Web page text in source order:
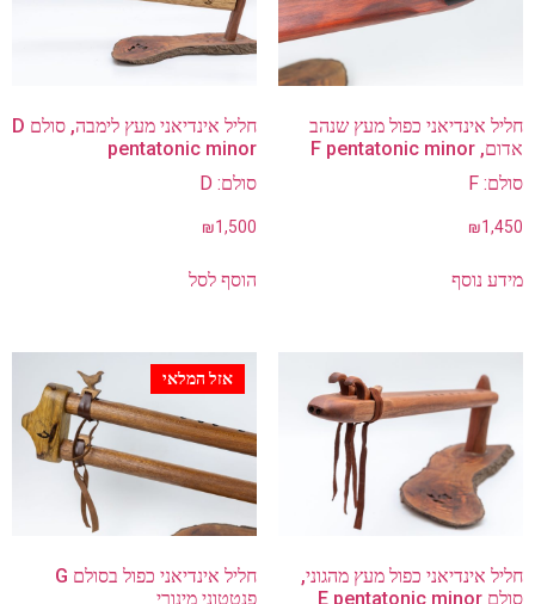
קטגוריות מוצרים
חליל אינדיאני כפול מעץ שנהב
אדום, F pentatonic minor
סולם: F
₪1,450
מידע נוסף
חליל אינדיאני מעץ לימבה, סולם D
pentatonic minor
סולם: D
₪1,500
הוסף לסל
חליל אינדיאני כפול מעץ מהגוני,
סולם E pentatonic minor
אזל המלאי
חליל אינדיאני כפול בסולם G
פנטטוני מינורי